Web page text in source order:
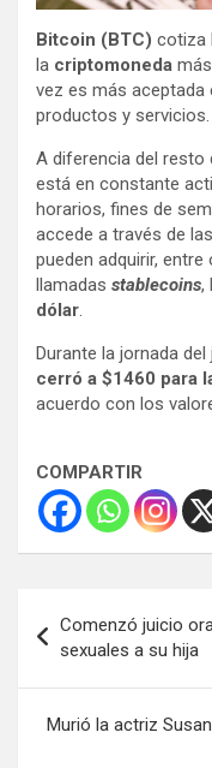
Bitcoin (BTC) cotiza
la criptomoneda
vez es más
productos y servicios.
A diferencia del resto
está en constante
horarios, fines de
accede a través de las
pueden adquirir, entre
llamadas stablecoins,
dólar.
Durante la jornada
cerró a $1460 para
acuerdo con los
COMPARTIR
de
entradas
Comenzó juicio
sexuales a su hija
Murió la actriz